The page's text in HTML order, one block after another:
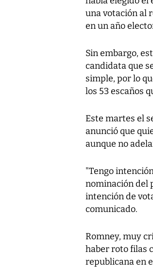
una votación al
en un año
Sin embargo,
candidata que
simple, por lo
los 53 escaños
Este martes el
anunció que
aunque no
"Tengo
nominación del
intención de
comunicado.
Romney, muy
haber roto filas
republicana en